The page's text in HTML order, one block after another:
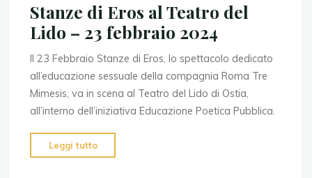
Stanze di Eros al Teatro del
Lido – 23 febbraio 2024
Il 23 Febbraio Stanze di Eros, lo spettacolo dedicato
all’educazione sessuale della compagnia Roma Tre
Mimesis, va in scena al Teatro del Lido di Ostia,
all’interno dell’iniziativa Educazione Poetica Pubblica.
Leggi tutto
di